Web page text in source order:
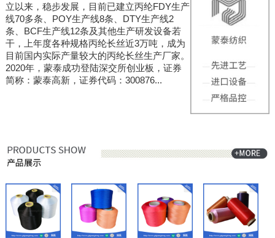
立以来，稳步发展，目前已建立丙纶FDY生产
线70多条、POY生产线8条、DTY生产线2
条、BCF生产线12条及其他生产研发设备若
干，上年度各种规格丙纶长丝近3万吨，成为
目前国内实际产量较大的丙纶长丝生产厂家。
2020年，蒙泰成功登陆深交所创业板，证券
简称：蒙泰高新，证券代码：300876...